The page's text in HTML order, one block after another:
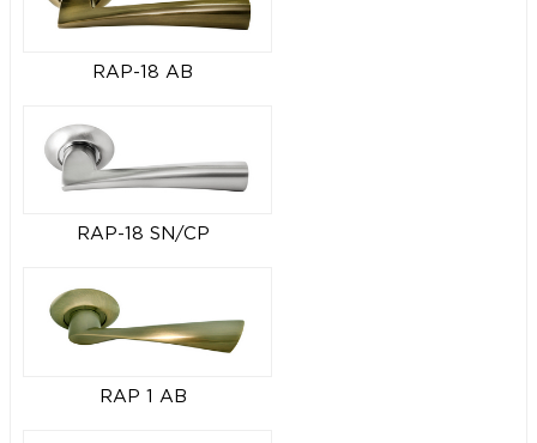
RAP-18 AB
RAP-18 SN/CP
RAP 1 AB